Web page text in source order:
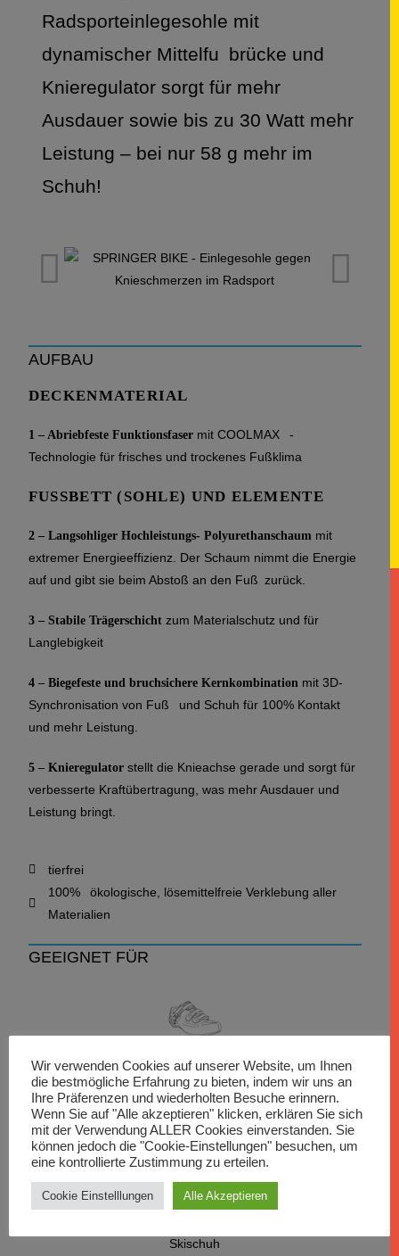
Radsporteinlegesohle mit
dynamischer Mittelfu brücke und
Knieregulator sorgt für mehr
Ausdauer sowie bis zu 30 Watt mehr
Leistung – bei nur 58 g mehr im
Schuh!
AUFBAU
DECKENMATERIAL
1 – Abriebfeste Funktionsfaser mit COOLMAX -
Technologie für frisches und trockenes Fußklima
FUSSBETT (SOHLE) UND ELEMENTE
2 – Langsohliger Hochleistungs- Polyurethanschaum mit
extremer Energieeffizienz. Der Schaum nimmt die Energie
auf und gibt sie beim Abstoß an den Fuß zurück.
3 – Stabile Trägerschicht zum Materialschutz und für
Langlebigkeit
4 – Biegefeste und bruchsichere Kernkombination mit 3D-
Synchronisation von Fuß und Schuh für 100% Kontakt
und mehr Leistung.
5 – Knieregulatorstellt die Knieachse gerade und sorgt für
verbesserte Kraftübertragung, was mehr Ausdauer und
Leistung bringt.
tierfrei
100% ökologische, lösemittelfreie Verklebung aller
Materialien
GEEIGNET FÜR
Reitschuh / Reitstiefel
Skischuh
Wir verwenden Cookies auf unserer Website, um Ihnen
die bestmögliche Erfahrung zu bieten, indem wir uns an
Ihre Präferenzen und wiederholten Besuche erinnern.
Wenn Sie auf "Alle akzeptieren" klicken, erklären Sie sich
mit der Verwendung ALLER Cookies einverstanden. Sie
können jedoch die "Cookie-Einstellungen" besuchen, um
eine kontrollierte Zustimmung zu erteilen.
Cookie Einstelllungen Alle Akzeptieren